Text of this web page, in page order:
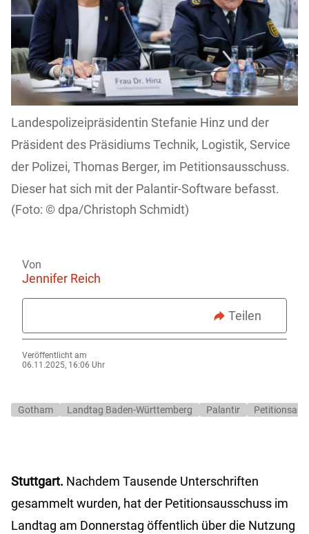
Landespolizeipräsidentin Stefanie Hinz und der
Präsident des Präsidiums Technik, Logistik, Service
der Polizei, Thomas Berger, im Petitionsausschuss.
Dieser hat sich mit der Palantir-Software befasst.
dpa/Christoph Schmidt)
Von
Jennifer Reich
Teilen
Veröffentlicht am
06.11.2025, 16:06 Uhr
Gotham Landtag Baden-Württemberg Palantir
Stuttgart. Nachdem Tausende Unterschriften
gesammelt wurden, hat der Petitionsausschuss im
Landtag am Donnerstag öffentlich über die Nutzung